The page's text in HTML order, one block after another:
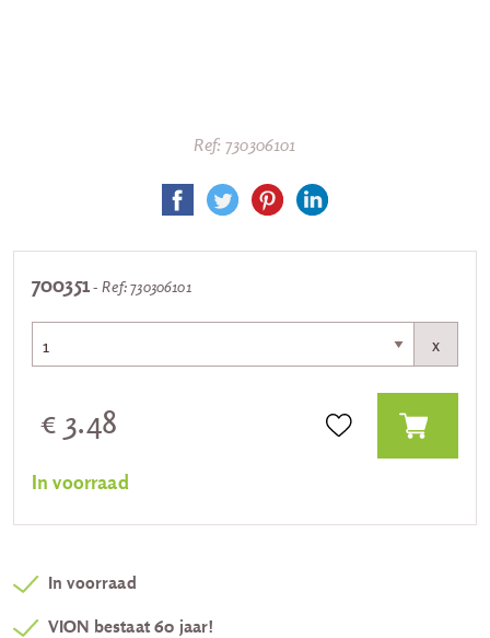
Ref: 730306101
700351- Ref: 730306101
x
€ 3.48
In voorraad
In voorraad
VION bestaat 60 jaar!